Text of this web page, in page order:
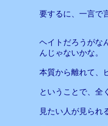
要するに、一言で
ヘイトだろうがな
んじゃないかな。
本質から離れて、
ということで、全
見たい人が見られ